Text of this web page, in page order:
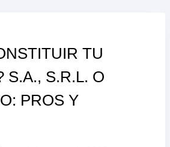
TU
S.A., S.R.L. O
PROS Y